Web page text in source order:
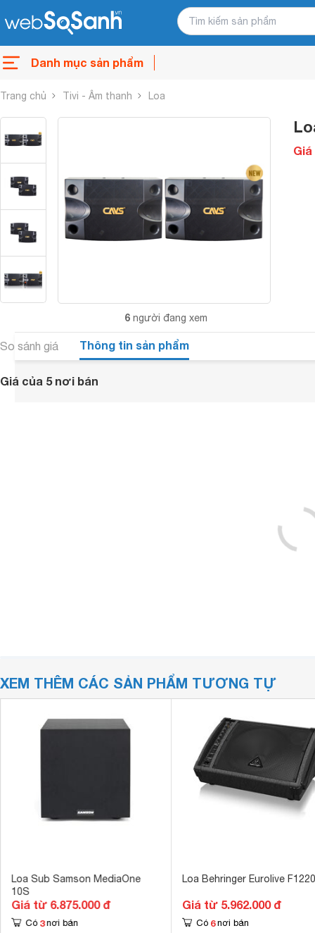
Danh mục sản phẩm
Trang chủ Tivi - Âm thanh Loa
6 người đang xem
Giá
So sánh giá Thông tin sản phẩm
Giá của 5 nơi bán
XEM THÊM CÁC SẢN PHẨM TƯƠNG TỰ
Loa Sub Samson MediaOne
10S
Giá từ 6.875.000 đ
Có 3 nơi bán
Loa Behringer Eurolive
Giá từ 5.962.000 đ
Có 6 nơi bán